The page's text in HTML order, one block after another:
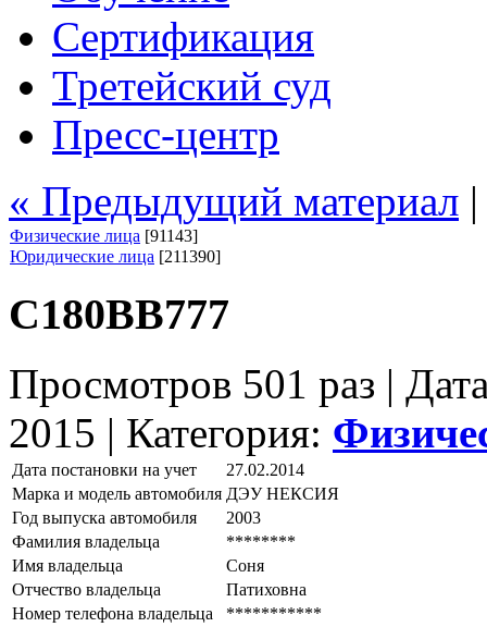
Сертификация
Третейский суд
Пресс-центр
« Предыдущий материал
Физические лица [91143]
Юридические лица [211390]
С180ВВ777
Просмотров 501 раз |
2015 | Категория:
Дата постановки на учет
27.02.2014
Марка и модель автомобиля ДЭУ НЕКСИЯ
Год выпуска автомобиля
2003
Фамилия владельца
********
Имя владельца
Соня
Отчество владельца
Патиховна
Номер телефона владельца
***********